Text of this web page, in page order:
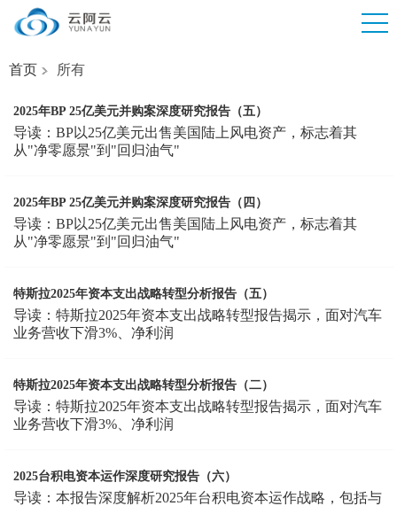
首页 所有
2025年BP 25亿美元并购案深度研究报告（五）
导读：BP以25亿美元出售美国陆上风电资产，标志着其
从"净零愿景"到"回归油气"
2025年BP 25亿美元并购案深度研究报告（四）
导读：BP以25亿美元出售美国陆上风电资产，标志着其
从"净零愿景"到"回归油气"
特斯拉2025年资本支出战略转型分析报告（五）
导读：特斯拉2025年资本支出战略转型报告揭示，面对汽车
业务营收下滑3%、净利润
特斯拉2025年资本支出战略转型分析报告（二）
导读：特斯拉2025年资本支出战略转型报告揭示，面对汽车
业务营收下滑3%、净利润
2025台积电资本运作深度研究报告（六）
导读：本报告深度解析2025年台积电资本运作战略，包括与